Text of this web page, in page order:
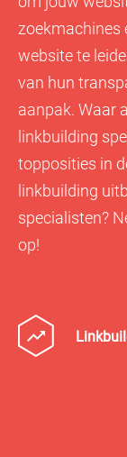
zoekmachines
website te
van hun
aanpak. Waar
linkbuilding
topposities in
linkbuilding
specialisten?
op!